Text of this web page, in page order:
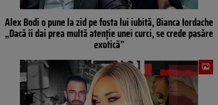
Alex Bodi o pune la zid pe fosta lui iubită, Bianca Iordache
„Dacă îi dai prea multă atenție unei curci, se crede pasăre
exotică”